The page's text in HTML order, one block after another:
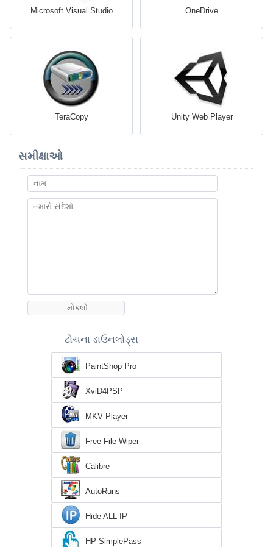
Microsoft Visual Studio OneDrive
TeraCopy Unity Web Player
સમીક્ષાઓ
ટોચના ડાઉનલોડ્સ
PaintShop Pro
XviD4PSP
MKV Player
Free File Wiper
Calibre
AutoRuns
Hide ALL IP
HP SimplePass